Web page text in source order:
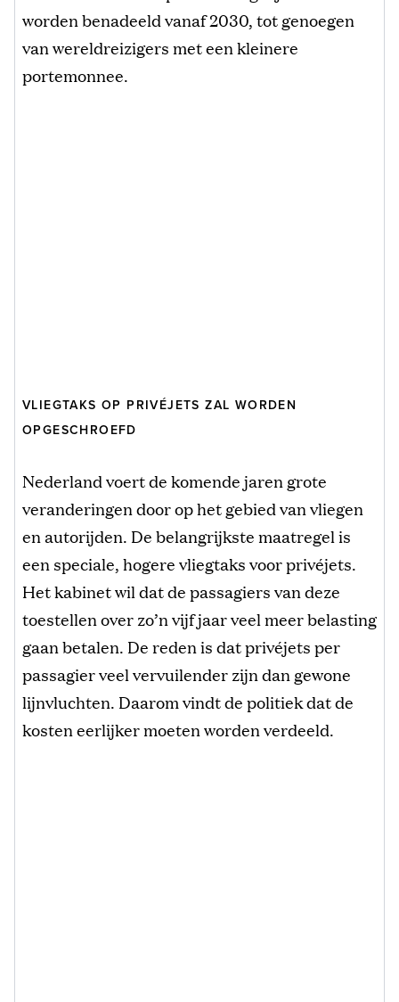
worden benadeeld vanaf 2030, tot genoegen
van wereldreizigers met een kleinere
portemonnee.
VLIEGTAKS OP PRIVÉJETS ZAL WORDEN
OPGESCHROEFD
Nederland voert de komende jaren grote
veranderingen door op het gebied van vliegen
en autorijden. De belangrijkste maatregel is
een speciale, hogere vliegtaks voor privéjets.
Het kabinet wil dat de passagiers van deze
toestellen over zo’n vijf jaar veel meer belasting
gaan betalen. De reden is dat privéjets per
passagier veel vervuilender zijn dan gewone
lijnvluchten. Daarom vindt de politiek dat de
kosten eerlijker moeten worden verdeeld.